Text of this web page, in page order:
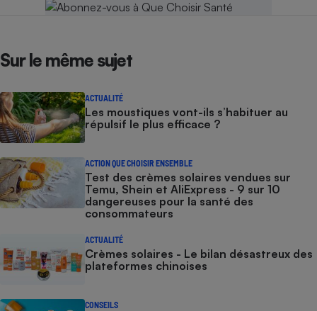
Sur le même sujet
ACTUALITÉ
Les moustiques vont-ils s’habituer au
répulsif le plus efficace ?
ACTION QUE CHOISIR ENSEMBLE
Test des crèmes solaires vendues sur
Temu, Shein et AliExpress - 9 sur 10
dangereuses pour la santé des
consommateurs
ACTUALITÉ
Crèmes solaires - Le bilan désastreux des
plateformes chinoises
CONSEILS